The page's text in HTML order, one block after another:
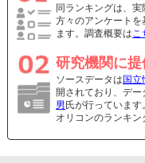
同ランキングは、
方々のアンケート
ます。調査概要はこ
研究機関に
ソースデータは 国立
開されており、デー
男 氏が行っています。
オリコンのランキ